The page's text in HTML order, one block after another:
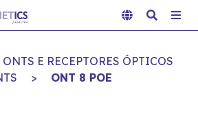
ONTS E RECEPTORES ÓPTICOS
> ONT 8 POE